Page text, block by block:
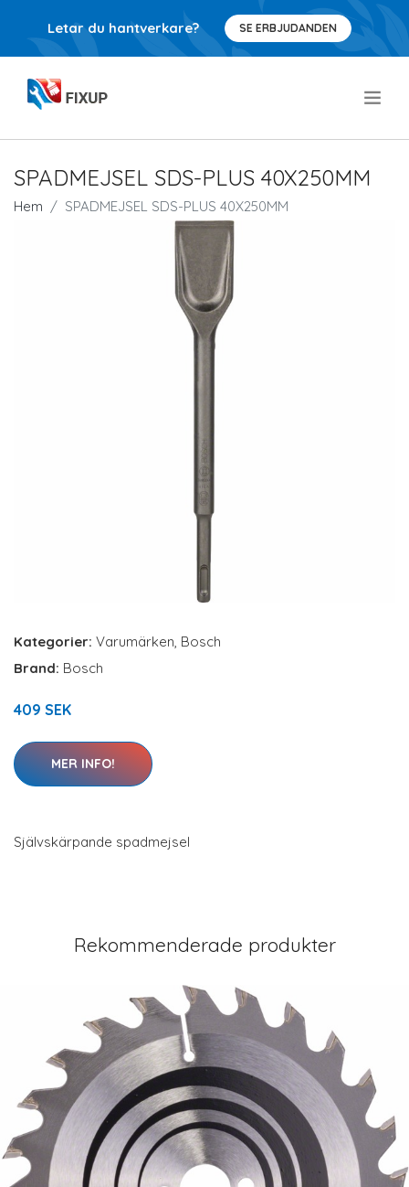
Letar du hantverkare? SE ERBJUDANDEN
SPADMEJSEL SDS-PLUS 40X250MM
Hem SPADMEJSEL SDS-PLUS 40X250MM
Kategorier: Varumärken, Bosch
Brand: Bosch
409 SEK
MER INFO!
Självskärpande spadmejsel
Rekommenderade produkter